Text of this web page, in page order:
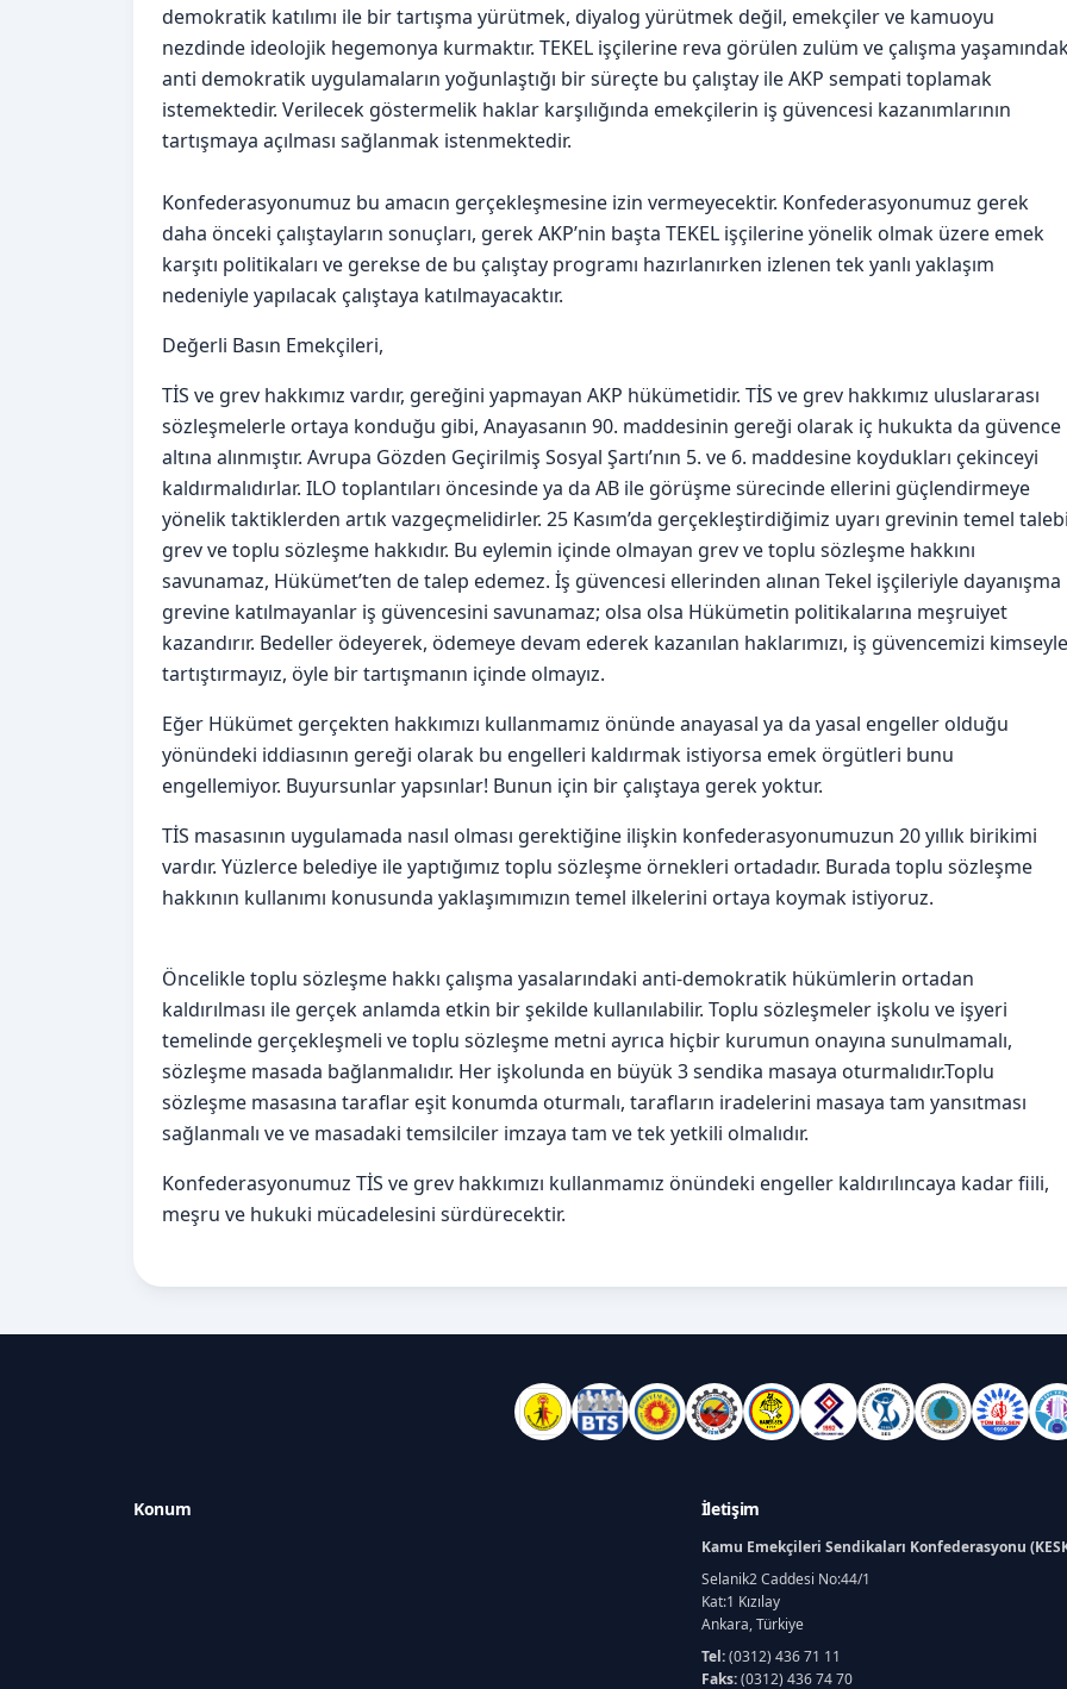
demokratik katılımı ile bir tartışma yürütmek, diyalog yürütmek değil, emekçiler ve kamuoyu
nezdinde ideolojik hegemonya kurmaktır. TEKEL işçilerine reva görülen zulüm ve çalışma
anti demokratik uygulamaların yoğunlaştığı bir süreçte bu çalıştay ile AKP sempati toplamak
istemektedir. Verilecek göstermelik haklar karşılığında emekçilerin iş güvencesi kazanımlarının
tartışmaya açılması sağlanmak istenmektedir.
Konfederasyonumuz bu amacın gerçekleşmesine izin vermeyecektir. Konfederasyonumuz gerek
daha önceki çalıştayların sonuçları, gerek AKP’nin başta TEKEL işçilerine yönelik olmak üzere emek
karşıtı politikaları ve gerekse de bu çalıştay programı hazırlanırken izlenen tek yanlı yaklaşım
nedeniyle yapılacak çalıştaya katılmayacaktır.
Değerli Basın Emekçileri,
TİS ve grev hakkımız vardır, gereğini yapmayan AKP hükümetidir. TİS ve grev hakkımız uluslararası
sözleşmelerle ortaya konduğu gibi, Anayasanın 90. maddesinin gereği olarak iç hukukta da güvence
altına alınmıştır. Avrupa Gözden Geçirilmiş Sosyal Şartı’nın 5. ve 6. maddesine koydukları çekinceyi
kaldırmalıdırlar. ILO toplantıları öncesinde ya da AB ile görüşme sürecinde ellerini güçlendirmeye
yönelik taktiklerden artık vazgeçmelidirler. 25 Kasım’da gerçekleştirdiğimiz uyarı grevinin temel
grev ve toplu sözleşme hakkıdır. Bu eylemin içinde olmayan grev ve toplu sözleşme hakkını
savunamaz, Hükümet’ten de talep edemez. İş güvencesi ellerinden alınan Tekel işçileriyle dayanışma
grevine katılmayanlar iş güvencesini savunamaz; olsa olsa Hükümetin politikalarına meşruiyet
kazandırır. Bedeller ödeyerek, ödemeye devam ederek kazanılan haklarımızı, iş güvencemizi kimseyle
tartıştırmayız, öyle bir tartışmanın içinde olmayız.
Eğer Hükümet gerçekten hakkımızı kullanmamız önünde anayasal ya da yasal engeller olduğu
yönündeki iddiasının gereği olarak bu engelleri kaldırmak istiyorsa emek örgütleri bunu
engellemiyor. Buyursunlar yapsınlar! Bunun için bir çalıştaya gerek yoktur.
TİS masasının uygulamada nasıl olması gerektiğine ilişkin konfederasyonumuzun 20 yıllık birikimi
vardır. Yüzlerce belediye ile yaptığımız toplu sözleşme örnekleri ortadadır. Burada toplu sözleşme
hakkının kullanımı konusunda yaklaşımımızın temel ilkelerini ortaya koymak istiyoruz.
Öncelikle toplu sözleşme hakkı çalışma yasalarındaki anti-demokratik hükümlerin ortadan
kaldırılması ile gerçek anlamda etkin bir şekilde kullanılabilir. Toplu sözleşmeler işkolu ve işyeri
temelinde gerçekleşmeli ve toplu sözleşme metni ayrıca hiçbir kurumun onayına sunulmamalı,
sözleşme masada bağlanmalıdır. Her işkolunda en büyük 3 sendika masaya oturmalıdır.Toplu
sözleşme masasına taraflar eşit konumda oturmalı, tarafların iradelerini masaya tam yansıtması
sağlanmalı ve ve masadaki temsilciler imzaya tam ve tek yetkili olmalıdır.
Konfederasyonumuz TİS ve grev hakkımızı kullanmamız önündeki engeller kaldırılıncaya kadar fiili,
meşru ve hukuki mücadelesini sürdürecektir.
Konum İletişim
Kamu Emekçileri Sendikaları Konfederasyonu
Selanik2 Caddesi No:44/1
Kat:1 Kızılay
Ankara, Türkiye
Tel:(0312) 436 71 11
Faks:(0312) 436 74 70